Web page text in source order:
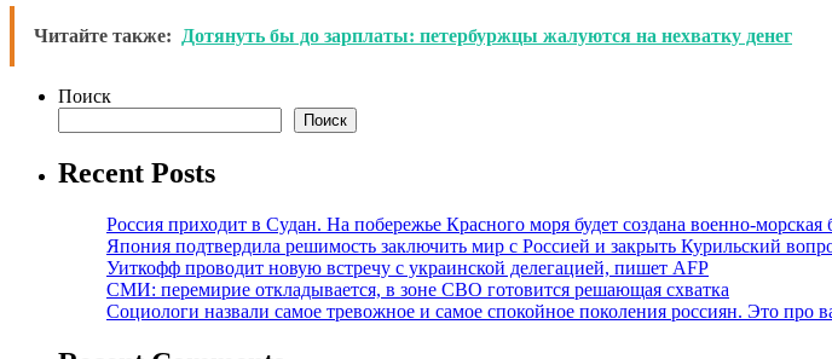
Читайте также: Дотянуть бы до зарплаты: петербуржцы жалуются на нехватку денег
Поиск
Поиск
Recent Posts
Россия приходит в Судан. На побережье Красного моря будет создана военно-морская
Япония подтвердила решимость заключить мир с Россией и закрыть Курильский
Уиткофф проводит новую встречу с украинской делегацией, пишет AFP
СМИ: перемирие откладывается, в зоне СВО готовится решающая схватка
Социологи назвали самое тревожное и самое спокойное поколения россиян. Это про